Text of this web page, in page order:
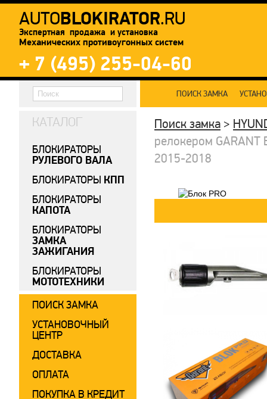
AUTOBLOKIRATOR.RU
Экспертная продажа и установка
Механических противоугонных систем
+ 7 (495) 255-04-60
ПОИСК ЗАМКА
Поиск замка >
релокером GARANT
2015-2018
КАТАЛОГ
БЛОКИРАТОРЫ
РУЛЕВОГО ВАЛА
БЛОКИРАТОРЫ КПП
БЛОКИРАТОРЫ
КАПОТА
БЛОКИРАТОРЫ
ЗАМКА
ЗАЖИГАНИЯ
БЛОКИРАТОРЫ
МОТОТЕХНИКИ
ПОИСК ЗАМКА
УСТАНОВОЧНЫЙ
ЦЕНТР
ДОСТАВКА
ОПЛАТА
ПОКУПКА В КРЕДИТ